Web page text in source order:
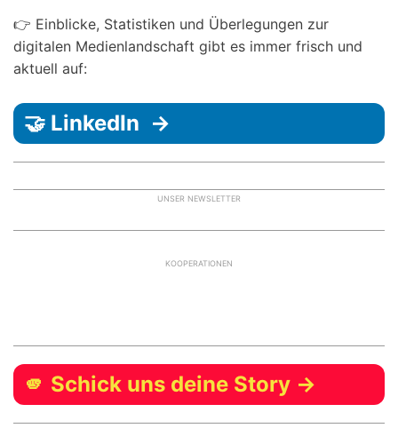
👉 Einblicke, Statistiken und Überlegungen zur
digitalen Medienlandschaft gibt es immer frisch und
aktuell auf:
🤝 LinkedIn →
UNSER NEWSLETTER
KOOPERATIONEN
🫵 Schick uns deine Story →